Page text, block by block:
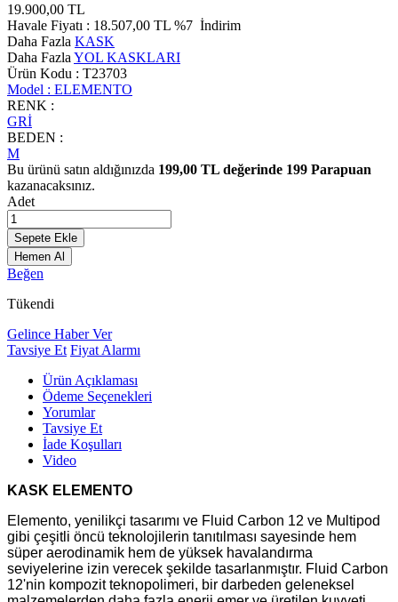
19.900,00 TL
Havale Fiyatı : 18.507,00 TL %7 İndirim
Daha Fazla KASK
Daha Fazla YOL KASKLARI
Ürün Kodu : T23703
Model : ELEMENTO
RENK :
GRİ
BEDEN :
M
Bu ürünü satın aldığınızda 199,00 TL değerinde 199 Parapuan
kazanacaksınız.
Adet
Sepete Ekle
Hemen Al
Beğen
Tükendi
Gelince Haber Ver
Tavsiye Et Fiyat Alarmı
Ürün Açıklaması
Ödeme Seçenekleri
Yorumlar
Tavsiye Et
İade Koşulları
Video
KASK ELEMENTO
Elemento, yenilikçi tasarımı ve Fluid Carbon 12 ve Multipod
gibi çeşitli öncü teknolojilerin tanıtılması sayesinde hem
süper aerodinamik hem de yüksek havalandırma
seviyelerine izin verecek şekilde tasarlanmıştır. Fluid Carbon
12'nin kompozit teknopolimeri, bir darbeden geleneksel